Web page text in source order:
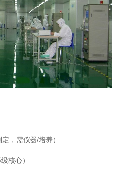
，需仪器/培养）
核心）